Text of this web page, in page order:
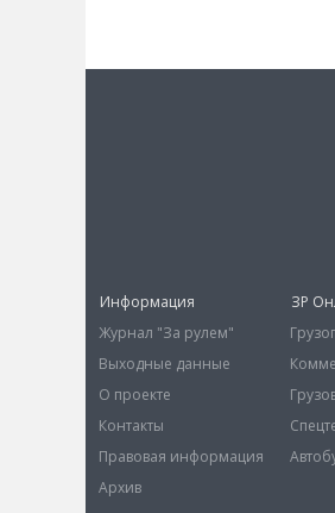
Информация
Журнал "За рулем"
Выходные данные
О проекте
Контакты
Правовая информация
Архив
ЗР